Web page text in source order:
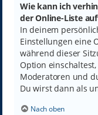
Wie kann ich
der Online-Liste
In deinem
Einstellungen eine
während dieser
Option
Moderatoren und
Du wirst dann als
Nach oben